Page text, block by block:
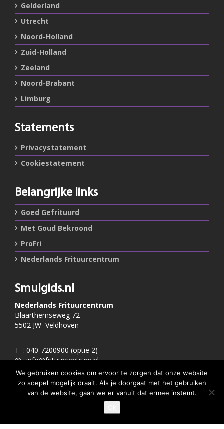
GEEF JE SMULSCORE
Gelderland
Utrecht
Noord-Holland
Zuid-Holland
Zeeland
Noord-Brabant
Limburg
Statements
Privacystatement
Cookiestatement
Belangrijke links
Goed Gefrituurd
Met Goud Bekroond
ProFri
Nederlands Frituurcentrum
Smulgids.nl
Nederlands Frituurcentrum
Blaarthemseweg 72
5502 JW Veldhoven
T : 040-7200900 (optie 2)
@:info@frituurcentrum.nl
Volg ons
Word ook smulfan en volg ons op
We gebruiken cookies om ervoor te zorgen dat onze website
zo soepel mogelijk draait. Als je doorgaat met het gebruiken
van de website, gaan we er vanuit dat ermee instemt.